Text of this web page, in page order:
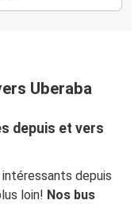
Uberaba
depuis et vers
depuis
loin! Nos bus